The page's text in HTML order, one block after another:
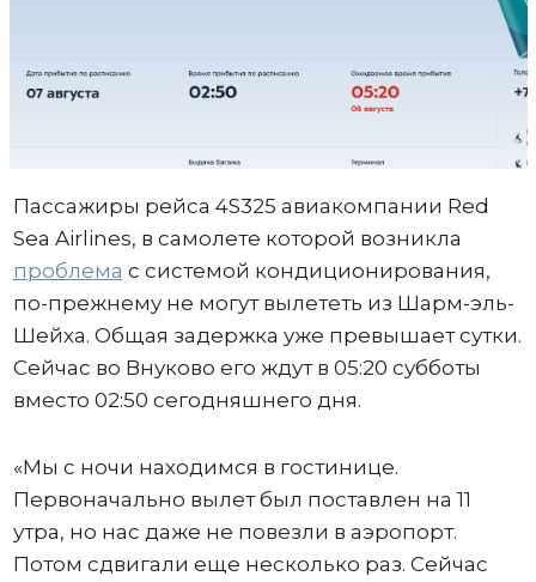
Пассажиры рейса 4S325 авиакомпании Red
Sea Airlines, в самолете которой возникла
проблема с системой кондиционирования,
по-прежнему не могут вылететь из Шарм-эль-
Шейха. Общая задержка уже превышает сутки.
Сейчас во Внуково его ждут в 05:20 субботы
вместо 02:50 сегодняшнего дня.
«Мы с ночи находимся в гостинице.
Первоначально вылет был поставлен на 11
утра, но нас даже не повезли в аэропорт.
Потом сдвигали еще несколько раз. Сейчас